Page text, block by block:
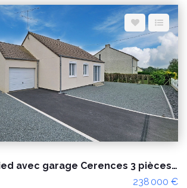
habitable : 102.87 m²
Loyer conventionné (soumis à
de garantie : 680€
TTC dont 68€ TTC
: D et CLASSE
estimé des dépenses annuelles
usage standard : entre 1090€ et 1540 €
sont disponibles sur le site Géorisques :
»
Maison plain pied avec garage Cerences 3 pièces proche des commodités
238 000 €